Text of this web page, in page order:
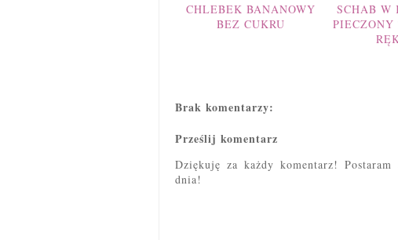
CHLEBEK BANANOWY
BEZ CUKRU
SCHAB W
Brak komentarzy:
Prześlij komentarz
Dziękuję za każdy komentarz!
dnia!